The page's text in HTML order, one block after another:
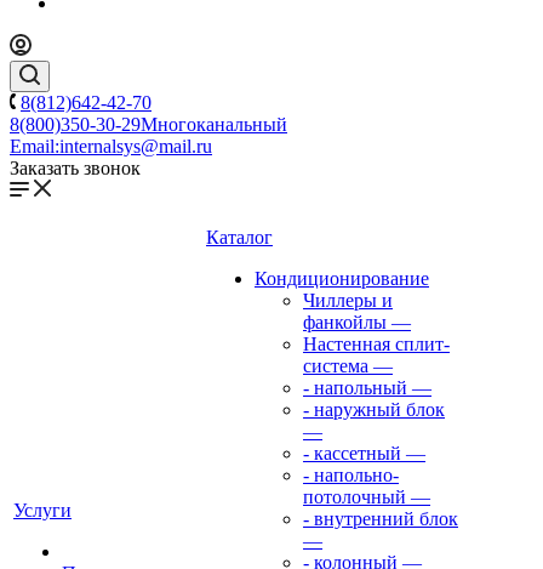
8(812)642-42-70
8(800)350-30-29Многоканальный
Email:internalsys@mail.ru
Заказать звонок
Услуги
Каталог
Кондиционирование
Чиллеры и
фанкойлы —
Настенная сплит-
система —
- напольный —
- наружный блок
—
- кассетный —
- напольно-
потолочный —
- внутренний блок
—
- колонный —